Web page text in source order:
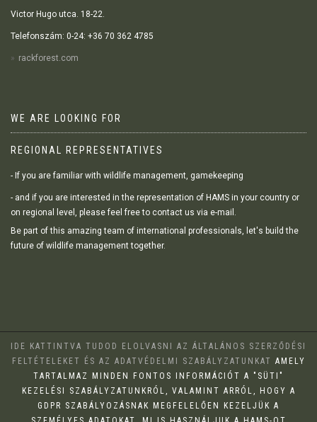
Victor Hugo utca. 18-22.
Telefonszám: 0-24: +36 70 362 4785
rackforest.com
WE ARE LOOKING FOR
REGIONAL REPRESENTATIVES
- If you are familiar with wildlife management, gamekeeping
- and if you are interested in the representation of HAMS in your country or
on regional level, please feel free to contact us via e-mail.
Be part of this amazing team of international professionals, let's build the
future of wildlife management together.
IDE KATTINTVA TUDOD ELOLVASNI AZ ÁLTALÁNOS SZERZŐDÉSI
FELTÉTELEKET ÉS AZ ADATVÉDELMI SZABÁLYZATUNKAT AMELY
TARTALMAZ MINDEN FONTOS INFORMÁCIÓT A "SÜTI"
KEZELÉSI SZABÁLYZATUNKRÓL, VALAMINT ARRÓL, HOGY A
GDPR SZABÁLYOZÁSNAK MEGFELELŐEN KEZELJÜK A